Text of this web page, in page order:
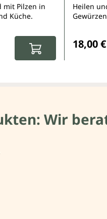
mit Pilzen in
Küche.
Heilen
18,00 €
Wir